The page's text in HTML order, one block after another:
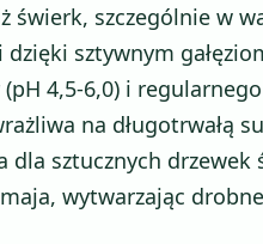
świerk, szczególnie w
sztywnym
4,5-6,0) i
na długotrwałą
dla sztucznych drzewek
wytwarzając